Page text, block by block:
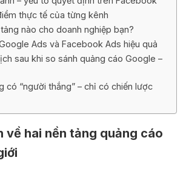
thực tế của từng kênh
nào cho doanh nghiệp bạn?
Ads và Facebook Ads hiệu quả
sau khi so sánh quảng cáo Google –
có “người thắng” – chỉ có chiến lược
về hai nền tảng quảng cáo